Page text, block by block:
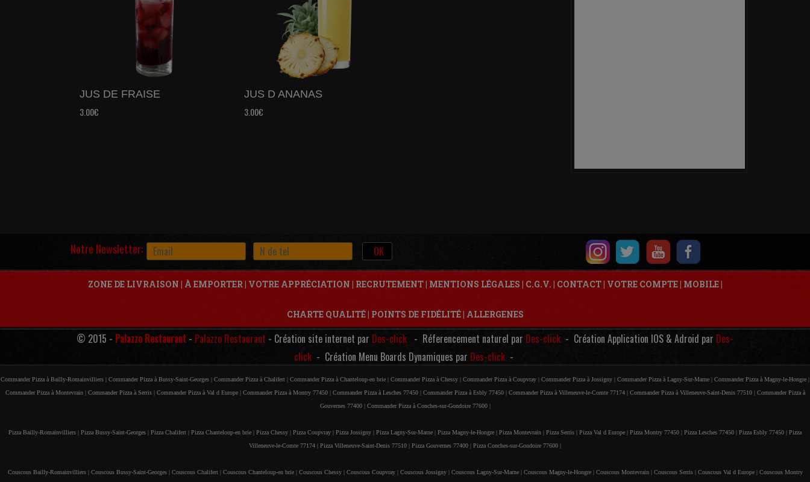
JUS DE FRAISE
3.00€
JUS D ANANAS
3.00€
Notre Newsletter:
ZONE DE LIVRAISON | À EMPORTER| VOTRE APPRÉCIATION | RECRUTEMENT| MENTIONS LÉGALES | C.G.V. | CONTACT| VOTRE COMPTE| MOBILE|
CHARTE QUALITÉ| POINTS DE FIDÉLITÉ| ALLERGENES
© 2015 - Palazzo Restaurant - Palazzo Restaurant - Création site internet par Des-click - Réferencement naturel par Des-click - Création Application IOS & Adroid par Des-
click - Création Menu Boards Dynamiques par Des-click -
Commander Pizza à Bailly-Romainvilliers | Commander Pizza à Bussy-Saint-Georges | Commander Pizza à Chalifert | Commander Pizza à Chanteloup-en brie | Commander Pizza à Chessy | Commander Pizza à Coupvray | Commander Pizza à Jossigny | Commander Pizza à Lagny-Sur-Marne | Commander Pizza à Magny-le-Hongre |
Commander Pizza à Montevrain | Commander Pizza à Serris | Commander Pizza à Val d Europe | Commander Pizza à Montry 77450 | Commander Pizza à Lesches 77450 | Commander Pizza à Esbly 77450 | Commander Pizza à Villeneuve-le-Comte 77174 | Commander Pizza à Villeneuve-Saint-Denis 77510 | Commander Pizza à
Gouvernes 77400 | Commander Pizza à Conches-sur-Gondoire 77600 |
Pizza Bailly-Romainvilliers | Pizza Bussy-Saint-Georges | Pizza Chalifert | Pizza Chanteloup-en brie | Pizza Chessy | Pizza Coupvray | Pizza Jossigny | Pizza Lagny-Sur-Marne | Pizza Magny-le-Hongre | Pizza Montevrain | Pizza Serris | Pizza Val d Europe | Pizza Montry 77450 | Pizza Lesches 77450 | Pizza Esbly 77450 | Pizza
Villeneuve-le-Comte 77174 | Pizza Villeneuve-Saint-Denis 77510 | Pizza Gouvernes 77400 | Pizza Conches-sur-Gondoire 77600 |
Couscous Bailly-Romainvilliers | Couscous Bussy-Saint-Georges | Couscous Chalifert | Couscous Chanteloup-en brie | Couscous Chessy | Couscous Coupvray | Couscous Jossigny | Couscous Lagny-Sur-Marne | Couscous Magny-le-Hongre | Couscous Montevrain | Couscous Serris | Couscous Val d Europe | Couscous Montry